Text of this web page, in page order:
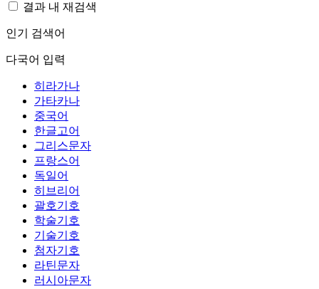
결과 내 재검색
인기 검색어
다국어 입력
히라가나
가타카나
중국어
한글고어
그리스문자
프랑스어
독일어
히브리어
괄호기호
학술기호
기술기호
첨자기호
라틴문자
러시아문자